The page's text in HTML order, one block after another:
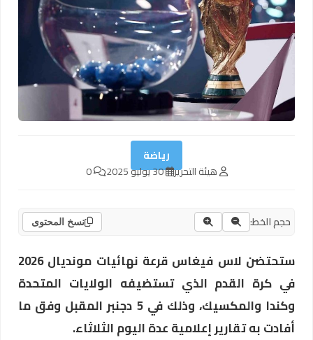
رياضة
هيئة التحرير 30 يوليو 2025 0
حجم الخط: نسخ المحتوى
ستحتضن لاس فيغاس قرعة نهائيات مونديال 2026
في كرة القدم الذي تستضيفه الولايات المتحدة
وكندا والمكسيك، وذلك في 5 دجنبر المقبل وفق ما
أفادت به تقارير إعلامية عدة اليوم الثلاثاء.